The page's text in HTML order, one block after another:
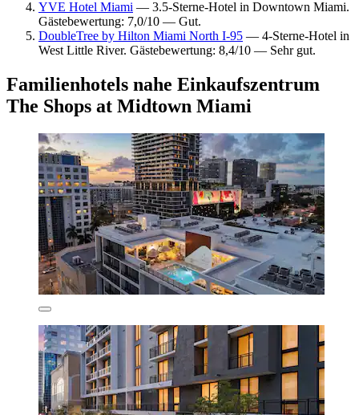
YVE Hotel Miami — 3.5-Sterne-Hotel in Downtown Miami.
Gästebewertung: 7,0/10 — Gut.
DoubleTree by Hilton Miami North I-95 — 4-Sterne-Hotel in
West Little River. Gästebewertung: 8,4/10 — Sehr gut.
Familienhotels nahe Einkaufszentrum
The Shops at Midtown Miami